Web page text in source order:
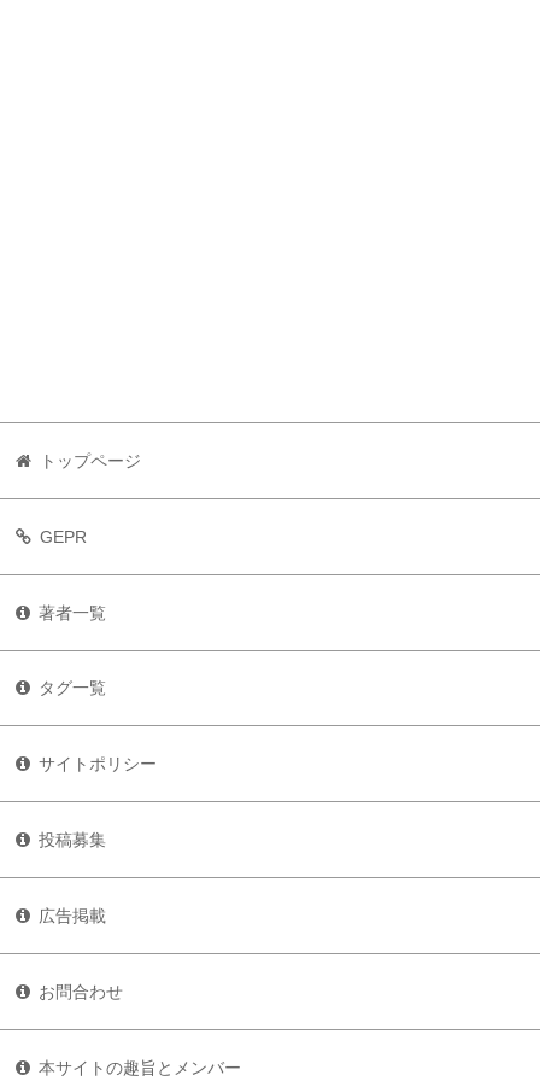
トップページ
GEPR
著者一覧
タグ一覧
サイトポリシー
投稿募集
広告掲載
お問合わせ
本サイトの趣旨とメンバー